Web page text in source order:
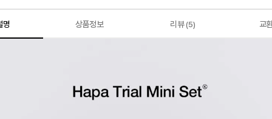
명 상품정보 리뷰(5) 교